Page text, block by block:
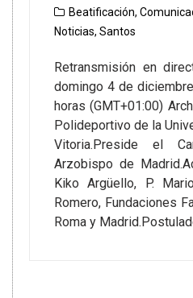
Beatificación,
Noticias, Santos
Retransmisión en
domingo 4 de
horas (GMT+01:00)
Polideportivo de la
Vitoria.Preside el
Arzobispo de
Kiko Argüello, P.
Romero, Fundaciones
Roma y